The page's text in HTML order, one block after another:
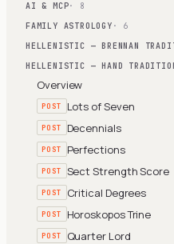
AI & MCP· 8
FAMILY ASTROLOGY · 6
HELLENISTIC — BRENNAN
HELLENISTIC — HAND
Overview
POST Lots of Seven
POST Decennials
POST Perfections
POST Sect Strength Score
POST Critical Degrees
POST Horoskopos Trine
POST Quarter Lord